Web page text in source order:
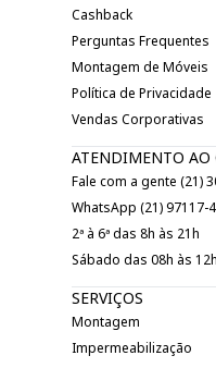
Cashback
Perguntas Frequentes
Montagem de Móveis
Política de Privacidade
Vendas Corporativas
ATENDIMENTO AO
Fale com a gente (21)
WhatsApp (21) 97117-
2ª à 6ª das 8h às 21h
Sábado das 08h às
SERVIÇOS
Montagem
Impermeabilização